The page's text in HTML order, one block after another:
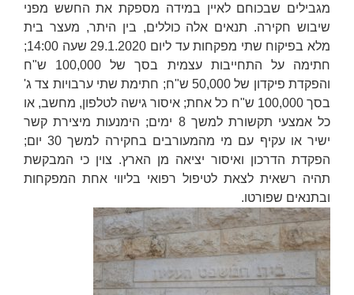
מגבילים שבכוחם לאיין במידה מספקת את החשש מפני
שיבוש חקירה. תנאים אלה כוללים, בין היתר, מעצר בית
מלא בפיקוח שתי מפקחות עד ליום 29.1.2020 שעה 14:00;
חתימה על התחייבות עצמית בסך של 100,000 ש"ח
והפקדת פיקדון של 50,000 ש"ח; חתימת שתי ערבויות צד ג'
בסך 100,000 ש"ח כל אחת; איסור גישה לטלפון, מחשב, או
כל אמצעי תקשורת למשך 8 ימים; הימנעות מיצירת קשר
ישיר או עקיף עם מי מהמעורבים בחקירה למשך 30 יום;
הפקדת הדרכון ואיסור יציאה מן הארץ. צוין כי המבקשת
תהיה רשאית לצאת לטיפול רפואי בליווי אחת המפקחות
ובתנאים שפורטו.